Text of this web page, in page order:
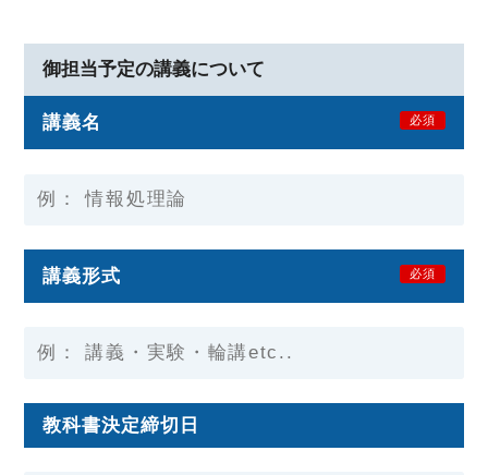
御担当予定の講義について
講義名 必須
講義形式 必須
教科書決定締切日